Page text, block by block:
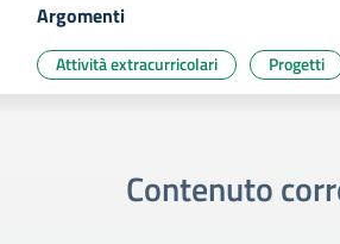
Argomenti
Attività extracurricolari Progetti
Contenuto